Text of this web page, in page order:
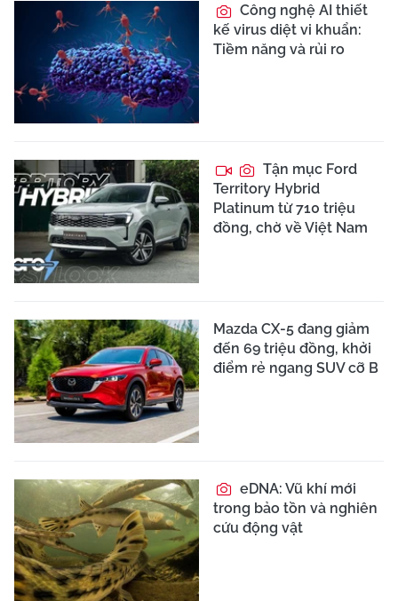
Công nghệ AI thiết
kế virus diệt vi khuẩn:
Tiềm năng và rủi ro
Tận mục Ford
Territory Hybrid
Platinum từ 710 triệu
đồng, chờ về Việt Nam
Mazda CX-5 đang giảm
đến 69 triệu đồng, khởi
điểm rẻ ngang SUV cỡ B
eDNA: Vũ khí mới
trong bảo tồn và nghiên
cứu động vật